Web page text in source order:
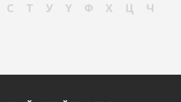
С Т У Ү Ф Х Ц
Ч